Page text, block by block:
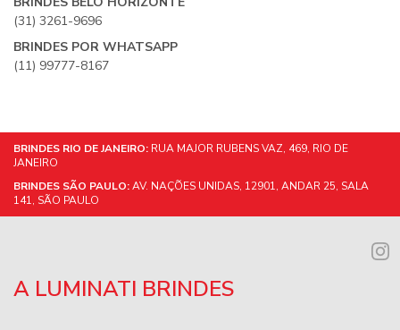
(31) 3261-9696
BRINDES POR WHATSAPP
(11) 99777-8167
BRINDES RIO DE JANEIRO: RUA MAJOR RUBENS VAZ, 469, RIO DE
JANEIRO
BRINDES SÃO PAULO:AV. NAÇÕES UNIDAS, 12901, ANDAR 25, SALA
141, SÃO PAULO
A LUMINATI BRINDES